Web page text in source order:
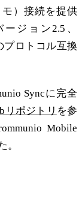
）接続を提供
ージョン2.5、
プロトコル互換
Syncに完全
リポジトリ を参
Mobile
。